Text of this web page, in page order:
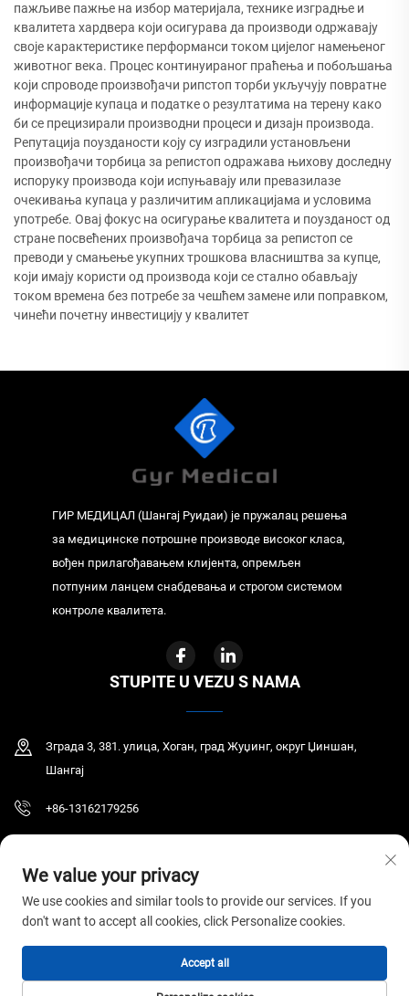
пажљиве пажње на избор материјала, технике изградње и
квалитета хардвера који осигурава да производи одржавају
своје карактеристике перформанси током цијелог намењеног
животног века. Процес континуираног праћења и побољшања
који спроводе произвођачи рипстоп торби укључују повратне
информације купаца и податке о резултатима на терену како
би се прецизирали производни процеси и дизајн производа.
Репутација поузданости коју су изградили установљени
произвођачи торбица за репистоп одражава њихову доследну
испоруку производа који испуњавају или превазилазе
очекивања купаца у различитим апликацијама и условима
употребе. Овај фокус на осигурање квалитета и поузданост од
стране посвећених произвођача торбица за репистоп се
преводи у смањење укупних трошкова власништва за купце,
који имају користи од производа који се стално обављају
током времена без потребе за чешћем замене или поправком,
чинећи почетну инвестицију у квалитет
ГИР МЕДИЦАЛ (Шангај Руидаи) је пружалац решења
за медицинске потрошне производе високог класа,
вођен прилагођавањем клијента, опремљен
потпуним ланцем снабдевања и строгом системом
контроле квалитета.
STUPITE U VEZU S NAMA
Зграда 3, 381. улица, Хоган, град Жуџинг, округ Џиншан,
Шангај
+86-13162179256
Ауторско право © 2026 ГИР МЕДИЦАЛ ЦО., ЛТД. Сва права су задржана.
Politika privatnosti
We value your privacy
We use cookies and similar tools to provide our services. If you
don't want to accept all cookies, click Personalize cookies.
Accept all